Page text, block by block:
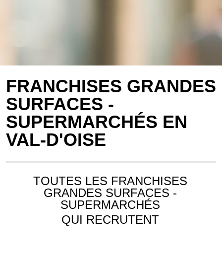
FRANCHISES GRANDES
SURFACES -
SUPERMARCHÉS EN
VAL-D'OISE
TOUTES LES FRANCHISES
GRANDES SURFACES -
SUPERMARCHÉS
QUI RECRUTENT